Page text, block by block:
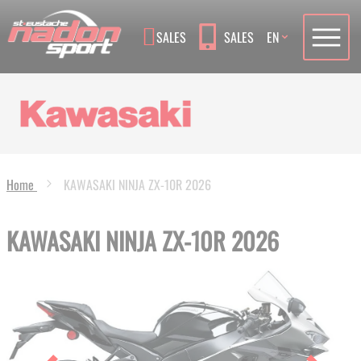
SALES SALES Language
EN
Home KAWASAKI NINJA ZX-10R 2026
KAWASAKI NINJA ZX-10R 2026
end
of